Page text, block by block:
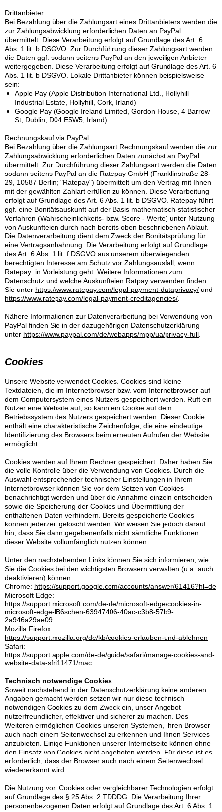
Drittanbieter
Bei Bezahlung über die Zahlungsart eines Drittanbieters werden die
zur Zahlungsabwicklung erforderlichen Daten an PayPal
übermittelt. Diese Verarbeitung erfolgt auf Grundlage des Art. 6
Abs. 1 lit. b DSGVO. Zur Durchführung dieser Zahlungsart werden
die Daten ggf. sodann seitens PayPal an den jeweiligen Anbieter
weitergegeben. Diese Verarbeitung erfolgt auf Grundlage des Art. 6
Abs. 1 lit. b DSGVO. Lokale Drittanbieter können beispielsweise
sein:
Apple Pay (Apple Distribution International Ltd., Hollyhill
Industrial Estate, Hollyhill, Cork, Irland)
Google Pay (Google Ireland Limited, Gordon House, 4 Barrow
St, Dublin, D04 E5W5, Irland)
Rechnungskauf via PayPal
Bei Bezahlung über die Zahlungsart Rechnungskauf werden die zur
Zahlungsabwicklung erforderlichen Daten zunächst an PayPal
übermittelt. Zur Durchführung dieser Zahlungsart werden die Daten
sodann seitens PayPal an die Ratepay GmbH (Franklinstraße 28-
29, 10587 Berlin; "Ratepay") übermittelt um den Vertrag mit Ihnen
mit der gewählten Zahlart erfüllen zu können. Diese Verarbeitung
erfolgt auf Grundlage des Art. 6 Abs. 1 lit. b DSGVO. Ratepay führt
ggf. eine Bonitätsauskunft auf der Basis mathematisch-statistischer
Verfahren (Wahrscheinlichkeits- bzw. Score - Werte) unter Nutzung
von Auskunfteien durch nach bereits oben beschriebenen Ablauf.
Die Datenverarbeitung dient dem Zweck der Bonitätsprüfung für
eine Vertragsanbahnung. Die Verarbeitung erfolgt auf Grundlage
des Art. 6 Abs. 1 lit. f DSGVO aus unserem überwiegenden
berechtigten Interesse am Schutz vor Zahlungsausfall, wenn
Ratepay in Vorleistung geht. Weitere Informationen zum
Datenschutz und welche Auskunfteien Ratpay verwenden finden
Sie unter https://www.ratepay.com/legal-payment-dataprivacy/ und
https://www.ratepay.com/legal-payment-creditagencies/
Nähere Informationen zur Datenverarbeitung bei Verwendung von
PayPal finden Sie in der dazugehörigen Datenschutzerklärung
unter https://www.paypal.com/de/webapps/mpp/ua/privacy-full
Cookies
Unsere Website verwendet Cookies. Cookies sind kleine
Textdateien, die im Internetbrowser bzw. vom Internetbrowser auf
dem Computersystem eines Nutzers gespeichert werden. Ruft ein
Nutzer eine Website auf, so kann ein Cookie auf dem
Betriebssystem des Nutzers gespeichert werden. Dieser Cookie
enthält eine charakteristische Zeichenfolge, die eine eindeutige
Identifizierung des Browsers beim erneuten Aufrufen der Website
ermöglicht.
Cookies werden auf Ihrem Rechner gespeichert. Daher haben Sie
die volle Kontrolle über die Verwendung von Cookies. Durch die
Auswahl entsprechender technischer Einstellungen in Ihrem
Internetbrowser können Sie vor dem Setzen von Cookies
benachrichtigt werden und über die Annahme einzeln entscheiden
sowie die Speicherung der Cookies und Übermittlung der
enthaltenen Daten verhindern. Bereits gespeicherte Cookies
können jederzeit gelöscht werden. Wir weisen Sie jedoch darauf
hin, dass Sie dann gegebenenfalls nicht sämtliche Funktionen
dieser Website vollumfänglich nutzen können.
Unter den nachstehenden Links können Sie sich informieren, wie
Sie die Cookies bei den wichtigsten Browsern verwalten (u.a. auch
deaktivieren) können:
Chrome: https://support.google.com/accounts/answer/61416?hl=de
Microsoft Edge:
https://support.microsoft.com/de-de/microsoft-edge/cookies-in-
microsoft-edge-lB6schen-63947406-40ac-c3b8-57b9-
2a946a29ae09
Mozilla Firefox:
https://support.mozilla.org/de/kb/cookies-erlauben-und-ablehnen
Safari:
https://support.apple.com/de-de/guide/safari/manage-cookies-and-
website-data-sfri11471/mac
Technisch notwendige Cookies
Soweit nachstehend in der Datenschutzerklärung keine anderen
Angaben gemacht werden setzen wir nur diese technisch
notwendigen Cookies zu dem Zweck ein, unser Angebot
nutzerfreundlicher, effektiver und sicherer zu machen. Des
Weiteren ermöglichen Cookies unseren Systemen, Ihren Browser
auch nach einem Seitenwechsel zu erkennen und Ihnen Services
anzubieten. Einige Funktionen unserer Internetseite können ohne
den Einsatz von Cookies nicht angeboten werden. Für diese ist es
erforderlich, dass der Browser auch nach einem Seitenwechsel
wiedererkannt wird.
Die Nutzung von Cookies oder vergleichbarer Technologien erfolgt
auf Grundlage des § 25 Abs. 2 TDDDG. Die Verarbeitung Ihrer
personenbezogenen Daten erfolgt auf Grundlage des Art. 6 Abs. 1